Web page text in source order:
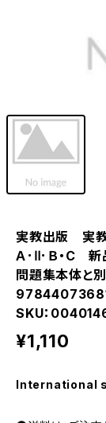
実教出版 実
Ａ･Ⅱ･Ｂ・C
問題集本体と
SKU：
¥1,110
International